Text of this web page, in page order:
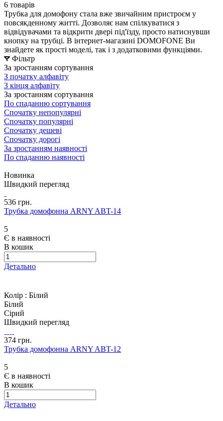
6 товарів
Трубка для домофону стала вже звичайним пристроєм у
повсякденному житті. Дозволяє нам спілкуватися з
відвідувачами та відкрити двері під'їзду, просто натиснувши
кнопку на трубці. В інтернет-магазині DOMOFONE Ви
знайдете як прості моделі, так і з додатковими функціями.
Фільтр
За зростанням сортування
З початку алфавіту
З кінця алфавіту
За зростанням сортування
По спаданню сортування
Спочатку непопулярні
Спочатку популярні
Спочатку дешеві
Спочатку дорогі
За зростанням наявності
По спаданню наявності
Новинка
Швидкий перегляд
536 грн.
Трубка домофонна ARNY ABT-14
5
Є в наявності
В кошик
Детально
Колір : Білий
Білий
Сірий
Швидкий перегляд
374 грн.
Трубка домофонна ARNY ABT-12
5
Є в наявності
В кошик
Детально